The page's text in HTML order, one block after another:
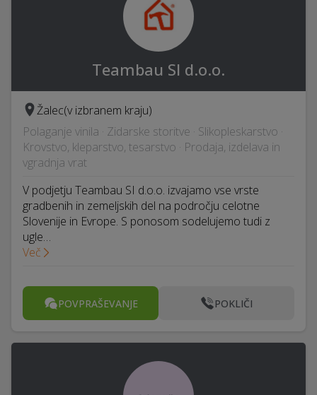
Teambau SI d.o.o.
Žalec(v izbranem kraju)
Polaganje vinila · Zidarske storitve · Slikopleskarstvo ·
Krovstvo, kleparstvo, tesarstvo · Prodaja, izdelava in
vgradnja vrat
V podjetju Teambau SI d.o.o. izvajamo vse vrste
gradbenih in zemeljskih del na področju celotne
Slovenije in Evrope. S ponosom sodelujemo tudi z
ugle…
Več
POVPRAŠEVANJE POKLIČI